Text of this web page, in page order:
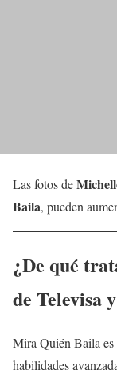
Las fotos de
Baila, pueden
¿De qué
de Televisa
Mira Quién Baila es
habilidades